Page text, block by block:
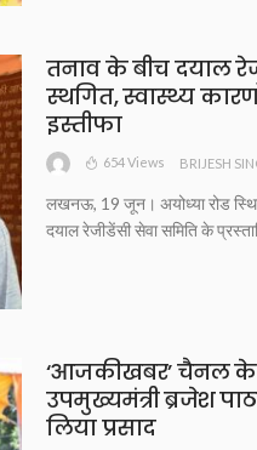
तनाव के बीच दयाल
स्थगित, स्वास्थ्य
इस्तीफा
654 Views BRIJESH
लखनऊ, 19 जून। अयोध्या रोड
दयाल रेजीडेंसी सेवा समिति के
‘आजकीखबर’ चैनल के
उपमुख्यमंत्री ब्रजेश
लिया प्रसाद